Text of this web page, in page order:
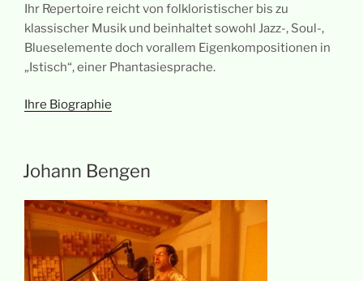
Ihr Repertoire reicht von folkloristischer bis zu
klassischer Musik und beinhaltet sowohl Jazz-, Soul-,
Blueselemente doch vorallem Eigenkompositionen in
„Istisch“, einer Phantasiesprache.
Ihre Biographie
Johann Bengen